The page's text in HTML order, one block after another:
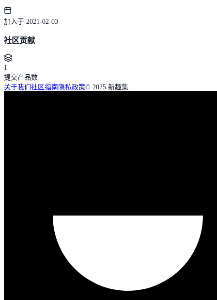
加入于 2021-02-03
社区贡献
1
提交产品数
关于我们 社区指南隐私政策© 2025 新趣集